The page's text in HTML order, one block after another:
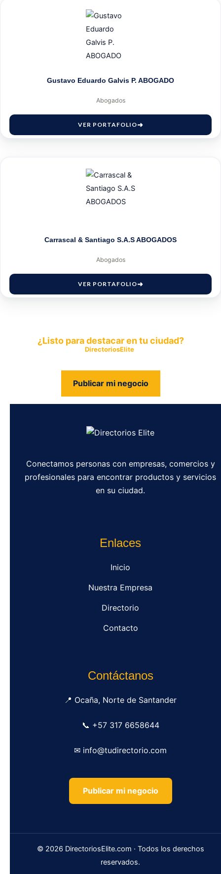
Gustavo Eduardo Galvis P. ABOGADO
Abogados
VER PORTAFOLIO
Carrascal & Santiago S.A.S ABOGADOS
Abogados
VER PORTAFOLIO
¿Listo para destacar en tu ciudad?
DirectoriosElite
Publicar mi negocio
Conectamos personas con empresas, comercios y
profesionales para encontrar productos y servicios
en su ciudad.
Enlaces
Inicio
Nuestra Empresa
Directorio
Contacto
Contáctanos
📍 Ocaña, Norte de Santander
📞 +57 317 6658644
✉ info@tudirectorio.com
Publicar mi negocio
© 2026 DirectoriosElite.com · Todos los derechos
reservados.